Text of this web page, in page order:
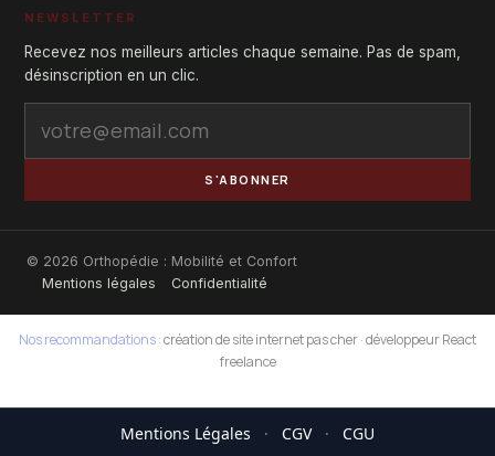
NEWSLETTER
Recevez nos meilleurs articles chaque semaine. Pas de spam,
désinscription en un clic.
S'ABONNER
© 2026 Orthopédie : Mobilité et Confort
Mentions légales
Confidentialité
Nos recommandations :création de site internet pas cher·développeur React
freelance
Mentions Légales · CGV · CGU